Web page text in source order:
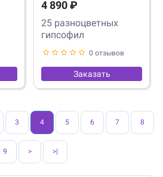
4 890 ₽
25 разноцветных
гипсофил
0 отзывов
Заказать
3 4 5 6 7 8
9 > >|